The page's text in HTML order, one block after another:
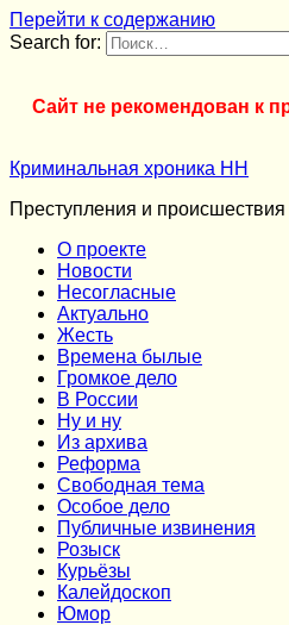
Перейти к содержанию
Search for:
Сайт не рекомендован к
Криминальная хроника НН
Преступления и
О проекте
Новости
Несогласные
Актуально
Жесть
Времена былые
Громкое дело
В России
Ну и ну
Из архива
Реформа
Cвободная тема
Особое дело
Публичные извинения
Розыск
Курьёзы
Калейдоскоп
Юмор